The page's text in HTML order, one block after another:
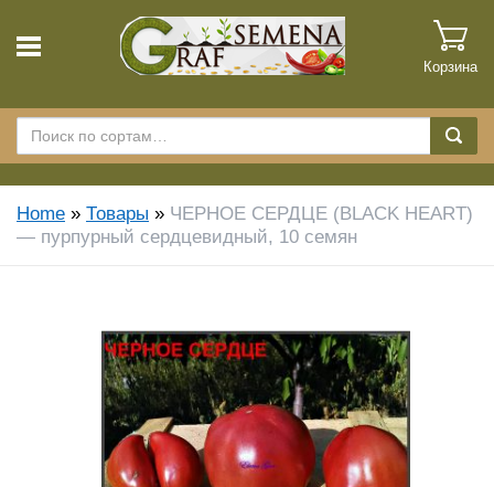
Корзина
Home » Товары » ЧЕРНОЕ СЕРДЦЕ (BLACK HEART)
— пурпурный сердцевидный, 10 семян